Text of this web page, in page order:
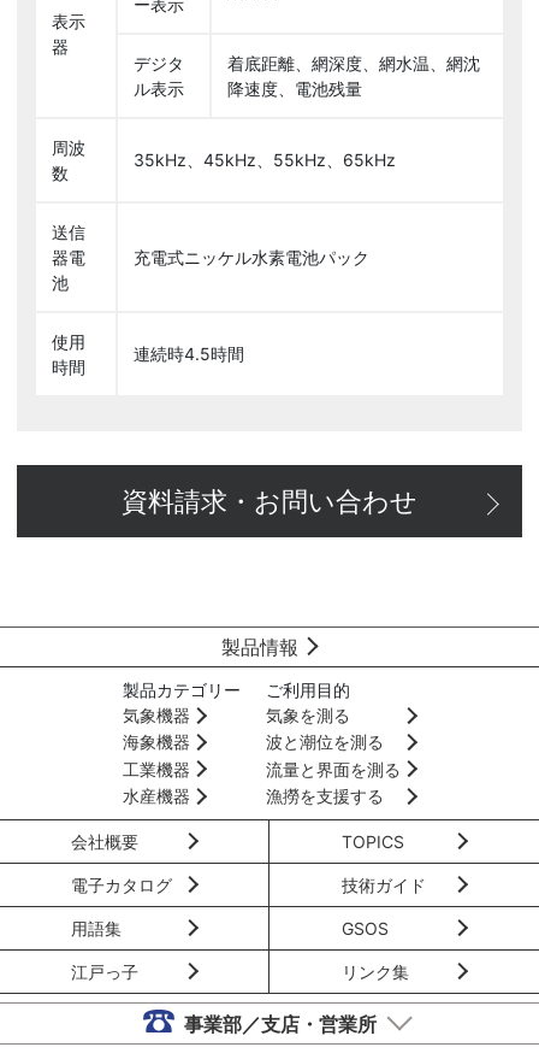
表示
器
ー表示
デジタ
ル表示
着底距離、網深度、網水温、網沈
降速度、電池残量
周波
数
35kHz、45kHz、55kHz、65kHz
送信
器電
池
充電式ニッケル水素電池パック
使用
時間
連続時4.5時間
資料請求・お問い合わせ
製品情報
製品カテゴリー
気象機器
海象機器
工業機器
水産機器
ご利用目的
気象を測る
波と潮位を測る
流量と界面を測る
漁撈を支援する
会社概要 TOPICS
電子カタログ 技術ガイド
用語集 GSOS
江戸っ子 リンク集
事業部／支店・営業所